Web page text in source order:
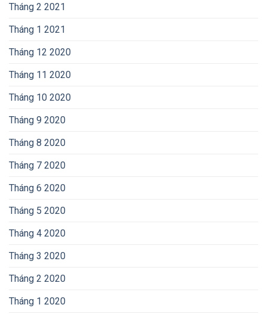
Tháng 2 2021
Tháng 1 2021
Tháng 12 2020
Tháng 11 2020
Tháng 10 2020
Tháng 9 2020
Tháng 8 2020
Tháng 7 2020
Tháng 6 2020
Tháng 5 2020
Tháng 4 2020
Tháng 3 2020
Tháng 2 2020
Tháng 1 2020